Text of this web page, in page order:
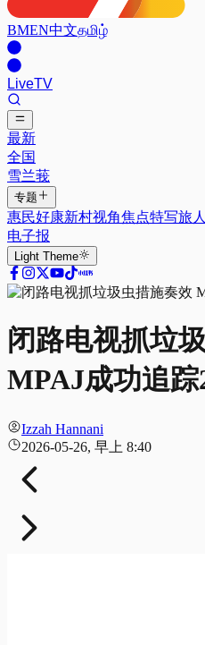
BMEN中文தமிழ்
LiveTV
最新
全国
雪兰莪
专题
惠民好康新村视角焦点特写旅
电子报
Light Theme
闭路电视抓垃
MPAJ成功追踪
Izzah Hannani
2026-05-26, 早上 8:40